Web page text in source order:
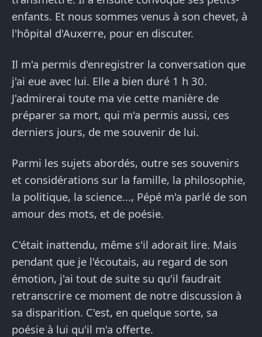
enfants. Et nous sommes venus à son chevet, à
l'hôpital d'Auxerre, pour en discuter.
Il m'a permis d'enregistrer la conversation que
j'ai eue avec lui. Elle a bien duré 1 h 30.
J'admirerai toute ma vie cette manière de
préparer sa mort, qui m'a permis aussi, ces
derniers jours, de me souvenir de lui.
Parmi les sujets abordés, outre ses souvenirs
et considérations sur la famille, la philosophie,
la politique, la science..., Pépé m'a parlé de son
amour des mots, et de poésie.
C'était inattendu, même s'il adorait lire. Mais
pendant que je l'écoutais, au regard de son
émotion, j'ai tout de suite su qu'il faudrait
retranscrire ce moment de notre discussion à
sa disparition. C'est, en quelque sorte, sa
poésie à lui qu'il m'a offerte.